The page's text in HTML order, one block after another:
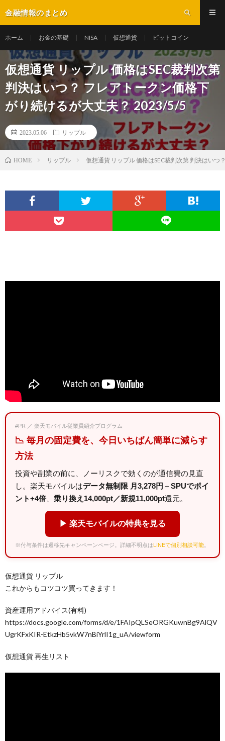
金融情報のまとめ
ホーム お金の基礎 NISA 仮想通貨 ビットコイン
仮想通貨 リップル 価格はSEC裁判次第
判決はいつ？ フレアトークン価格下
がり続けるが大丈夫？ 2023/5/5
2023.05.06 リップル
HOME リップル 仮想通貨 リップル 価格はSEC裁判次第 判決はい
#PR ／ 楽天モバイル従業員紹介プログラム
📉 毎月の固定費を、今日いちばん簡単に減らす
方法
投資や副業の前に、ノーリスクで効くのが通信費の見直
し。楽天モバイルはデータ無制限 月3,278円 ＋SPUでポイ
ント+4倍
乗り換え14,000pt／新規11,000pt還元。
▶ 楽天モバイルの特典を見る
※付与条件は遷移先キャンペーンページ。詳細不明点はLINEで個別相談可能
仮想通貨 リップル
これからもコツコツ買ってきます！
資産運用アドバイス(有料)
https://docs.google.com/forms/d/e/1FAIpQLSeORGKuwnBg9AlQV
UgrKFxKIR-EtkzHb5vkW7nBiYrlI1g_uA/viewform
仮想通貨 再生リスト